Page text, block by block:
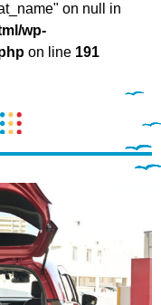
on null in
wp-
on line 191